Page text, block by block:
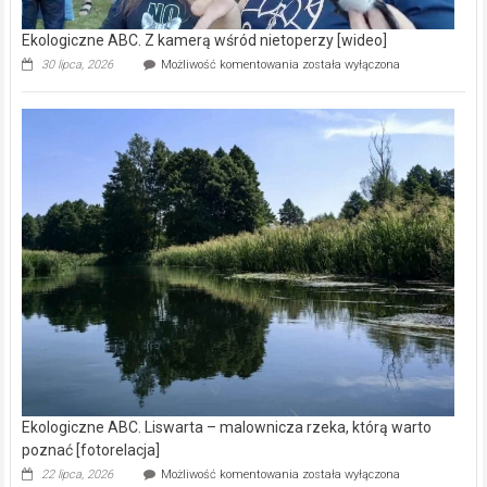
Ekologiczne ABC. Z kamerą wśród nietoperzy [wideo]
30 lipca, 2026 Możliwość komentowania Ekologiczne
kamerą
wśród
została wyłączona
Ekologiczne ABC. Liswarta – malownicza rzeka, którą warto
poznać [fotorelacja]
22 lipca, 2026 Możliwość komentowania Ekologiczne
została wyłączona